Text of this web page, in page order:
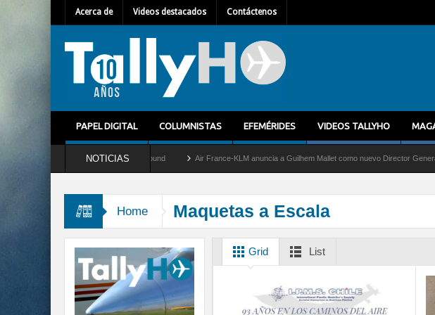
Acerca de Videos destacados Contáctenos
PAPEL DIGITAL COLUMNISTAS EFEMÉRIDES VIDEOS TALLYHO
NOTICIAS
retira del servicio al C-2 Greyhound Air France-KLM anuncia a Guilhem Mallet como nuevo Director General para
Home Maquetas a Escala
Grid List